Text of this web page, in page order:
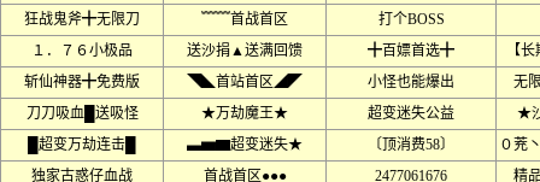
狂战鬼斧╋无限刀
﹌﹌首战首区
打个BOSS
１．７６小极品
送沙捐▲送满回馈 ╋百嫖首选╋
【
斩仙神器╋免费版
◥◣首站首区◢◤ 小怪也能爆出
无
刀刀吸血█送吸怪
★万劫魔王★ 超变迷失公益
★
█超变万劫连击█
▃▅▆超变迷失★ 〔顶消费58〕
０茺
独家古惑仔血战
首战首区●●● 2477061676
精